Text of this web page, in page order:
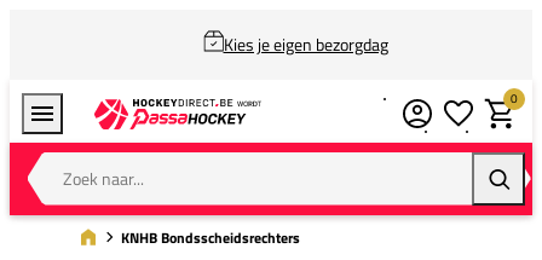
Kies je eigen bezorgdag
Zoek naar...
0
KNHB Bondsscheidsrechters